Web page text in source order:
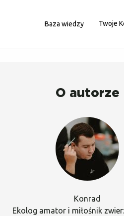
Baza wiedzy Twoje
O autorze
Konrad
Ekolog amator i miłośnik